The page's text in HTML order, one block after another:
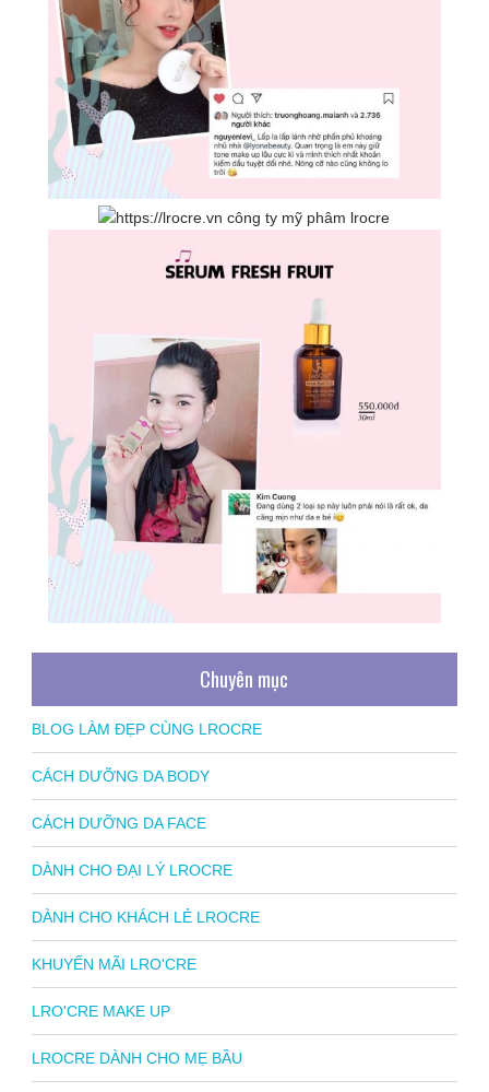
Chuyên mục
BLOG LÀM ĐẸP CÙNG LROCRE
CÁCH DƯỠNG DA BODY
CÁCH DƯỠNG DA FACE
DÀNH CHO ĐẠI LÝ LROCRE
DÀNH CHO KHÁCH LẺ LROCRE
KHUYẾN MÃI LRO'CRE
LRO'CRE MAKE UP
LROCRE DÀNH CHO MẸ BẦU